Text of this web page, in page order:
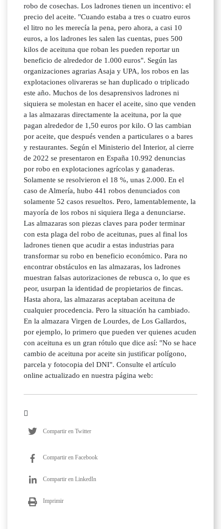
robo de cosechas. Los ladrones tienen un incentivo: el
precio del aceite. "Cuando estaba a tres o cuatro euros
el litro no les merecía la pena, pero ahora, a casi 10
euros, a los ladrones les salen las cuentas, pues 500
kilos de aceituna que roban les pueden reportar un
beneficio de alrededor de 1.000 euros". Según las
organizaciones agrarias Asaja y UPA, los robos en las
explotaciones olivareras se han duplicado o triplicado
este año. Muchos de los desaprensivos ladrones ni
siquiera se molestan en hacer el aceite, sino que venden
a las almazaras directamente la aceituna, por la que
pagan alrededor de 1,50 euros por kilo. O las cambian
por aceite, que después venden a particulares o a bares
y restaurantes. Según el Ministerio del Interior, al cierre
de 2022 se presentaron en España 10.992 denuncias
por robo en explotaciones agrícolas y ganaderas.
Solamente se resolvieron el 18 %, unas 2.000. En el
caso de Almería, hubo 441 robos denunciados con
solamente 52 casos resueltos. Pero, lamentablemente, la
mayoría de los robos ni siquiera llega a denunciarse.
Las almazaras son piezas claves para poder terminar
con esta plaga del robo de aceitunas, pues al final los
ladrones tienen que acudir a estas industrias para
transformar su robo en beneficio económico. Para no
encontrar obstáculos en las almazaras, los ladrones
muestran falsas autorizaciones de rebusca o, lo que es
peor, usurpan la identidad de propietarios de fincas.
Hasta ahora, las almazaras aceptaban aceituna de
cualquier procedencia. Pero la situación ha cambiado.
En la almazara Virgen de Lourdes, de Los Gallardos,
por ejemplo, lo primero que pueden ver quienes acuden
con aceituna es un gran rótulo que dice así: "No se hace
cambio de aceituna por aceite sin justificar polígono,
parcela y fotocopia del DNI". Consulte el artículo
online actualizado en nuestra página web:
Compartir en Twitter
Compartir en Facebook
Compartir en LinkedIn
Imprimir